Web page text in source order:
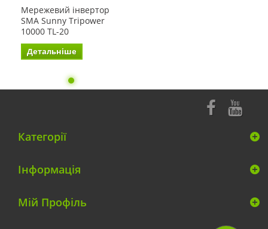
Мережевий інвертор
SMA Sunny Tripower
10000 TL-20
Детальніше
Категорії
Інформація
Мій Профіль